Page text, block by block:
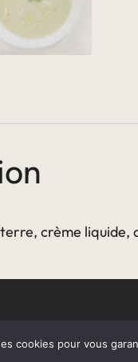
crème liquide,
cookies pour vous